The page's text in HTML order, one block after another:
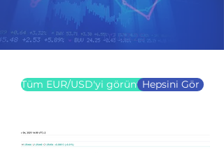
03.03.25
Tüm EUR/USD'yi görüntüleHepsini Gör